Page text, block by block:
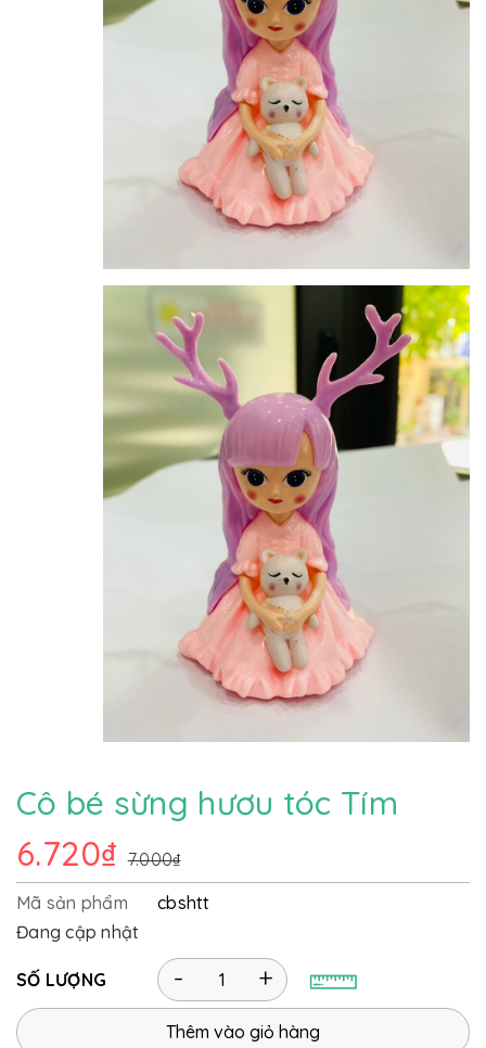
Cô bé sừng hươu tóc Tím
6.720₫ 7.000₫
Mã sản phẩm
cbshtt
Đang cập nhật
SỐ LƯỢNG +
-
Thêm vào giỏ hàng